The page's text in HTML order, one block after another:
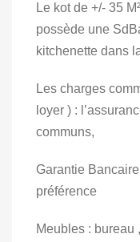
Le kot de +/- 35
possède une
kitchenette dans
Les charges
loyer ) :
communs,
Garantie
préférence
Meubles : bureau